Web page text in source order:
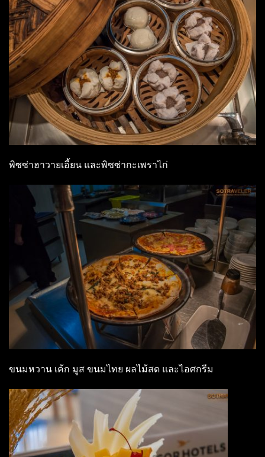
พิซซ่าฮาวายเอี้ยน และพิซซ่ากะเพราไก่
ขนมหวาน เค้ก มูส ขนมไทย ผลไม้สด และไอศกรีม